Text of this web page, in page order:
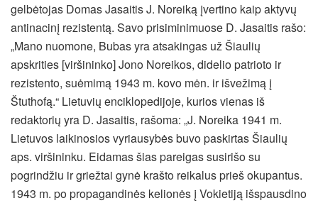
gelbėtojas Domas Jasaitis J. Noreiką įvertino kaip aktyvų
antinacinį rezistentą. Savo prisiminimuose D. Jasaitis rašo:
„Mano nuomone, Bubas yra atsakingas už Šiaulių
apskrities [viršininko] Jono Noreikos, didelio patrioto ir
rezistento, suėmimą 1943 m. kovo mėn. ir išvežimą į
Štuthofą.“ Lietuvių enciklopedijoje, kurios vienas iš
redaktorių yra D. Jasaitis, rašoma: „J. Noreika 1941 m.
Lietuvos laikinosios vyriausybės buvo paskirtas Šiaulių
aps. viršininku. Eidamas šias pareigas susirišo su
pogrindžiu ir griežtai gynė krašto reikalus prieš okupantus.
1943 m. po propagandinės kelionės į Vokietiją išspausdino